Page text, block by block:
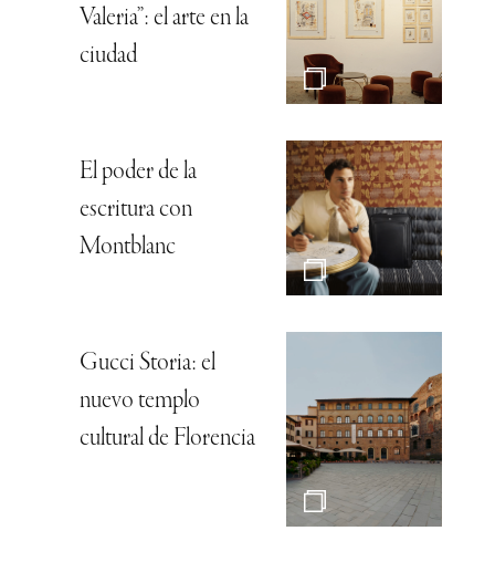
Valeria”: el arte en la
ciudad
El poder de la
escritura con
Montblanc
Gucci Storia: el
nuevo templo
cultural de Florencia